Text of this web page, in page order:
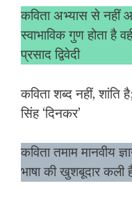
कविता अभ्यास से नहीं
स्वाभाविक गुण होता है
प्रसाद द्विवेदी
कविता शब्द नहीं, शांति
सिंह ‘दिनकर’
कविता तमाम मानवीय
भाषा की खुशबूदार कली